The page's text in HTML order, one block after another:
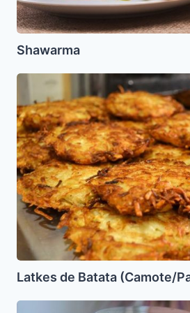
Shawarma
Latkes
Batata
(Camote/Papa
Dulce)
Latkes de Batata (Camote/
Berenjenas